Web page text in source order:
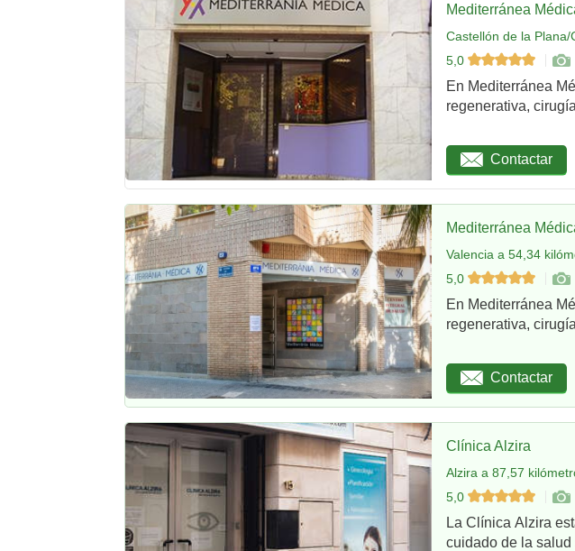
Mediterránea
Castellón de la
5,0
En Mediterránea
regenerativa,
Contactar
Mediterránea
Valencia a 54,34
5,0
En Mediterránea
regenerativa,
Contactar
Clínica Alzira
Alzira a 87,57
5,0
La Clínica Alzira
cuidado de la salud